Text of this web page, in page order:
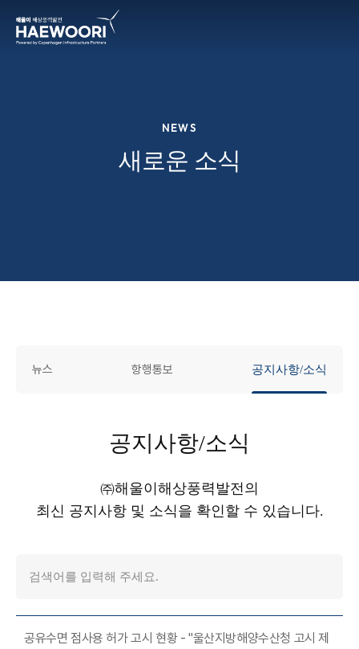
NEWS
새로운 소식
뉴스 항행통보 공지사항/소식
공지사항/소식
㈜해울이해상풍력발전의
최신 공지사항 및 소식을 확인할 수 있습니다.
공유수면 점사용 허가 고시 현황 - "울산지방해양수산청 고시 제